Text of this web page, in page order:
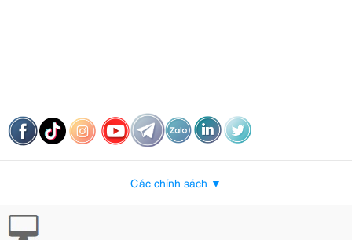
Các chính sách ▼